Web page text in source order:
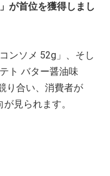
が首位を獲得しまし
ンソメ 52g」、そし
ト バター醤油味
り合い、消費者が
見られます。